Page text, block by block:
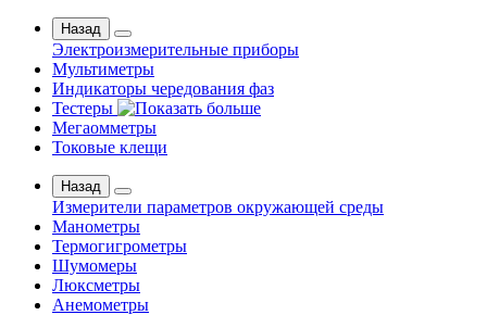
Назад
Электроизмерительные приборы
Мультиметры
Индикаторы чередования фаз
Тестеры
Мегаомметры
Токовые клещи
Назад
Измерители параметров окружающей среды
Манометры
Термогигрометры
Шумомеры
Люксметры
Анемометры